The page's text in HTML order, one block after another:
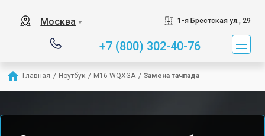
Москва ▼ 1-я Брестская ул., 29
+7 (800) 302-40-76
Главная / Ноутбук / M16 WQXGA / Замена тачпада